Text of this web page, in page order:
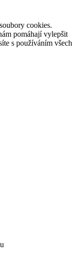
cookies.
pomáhají vylepšit
s používáním všech